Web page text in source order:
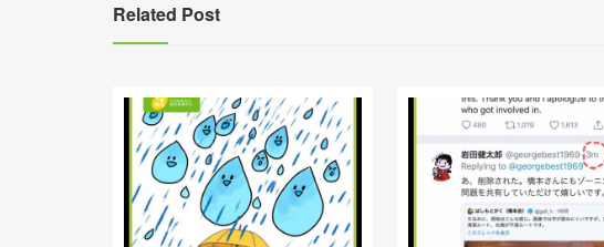
Related Post